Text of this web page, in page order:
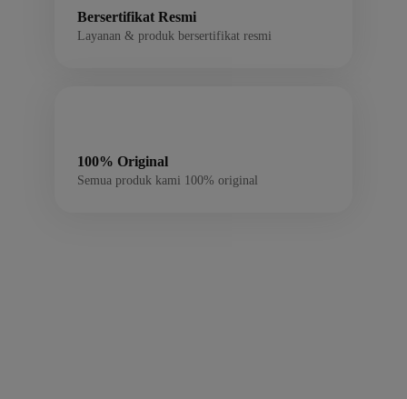
Bersertifikat Resmi
Layanan & produk bersertifikat resmi
100% Original
Semua produk kami 100% original